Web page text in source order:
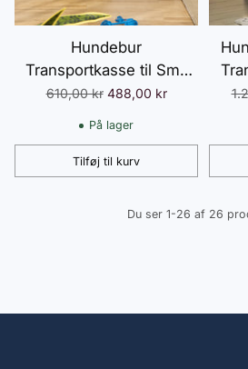
Hundebur
Transportkasse til Små
Dyr 76x46x52cm,
Sammenklappelig, Metal,
Sikkerhed
Normalpris
610,00 kr 488,00 kr
På lager
Tilføj til kurv
Antal Antal
Du ser 1-26 af 26